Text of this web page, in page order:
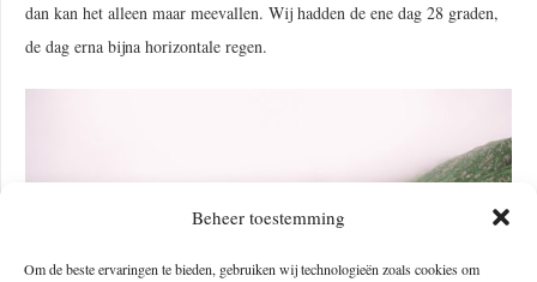
Beheer toestemming
Om de beste ervaringen te bieden, gebruiken wij technologieën zoals cookies om
dan kan het alleen maar meevallen. Wij hadden de ene dag 28 graden,
de dag erna bijna horizontale regen.